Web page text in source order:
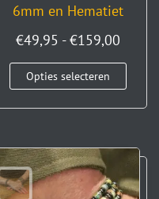
6mm en Hematiet
€49,95 - €159,00
Opties selecteren